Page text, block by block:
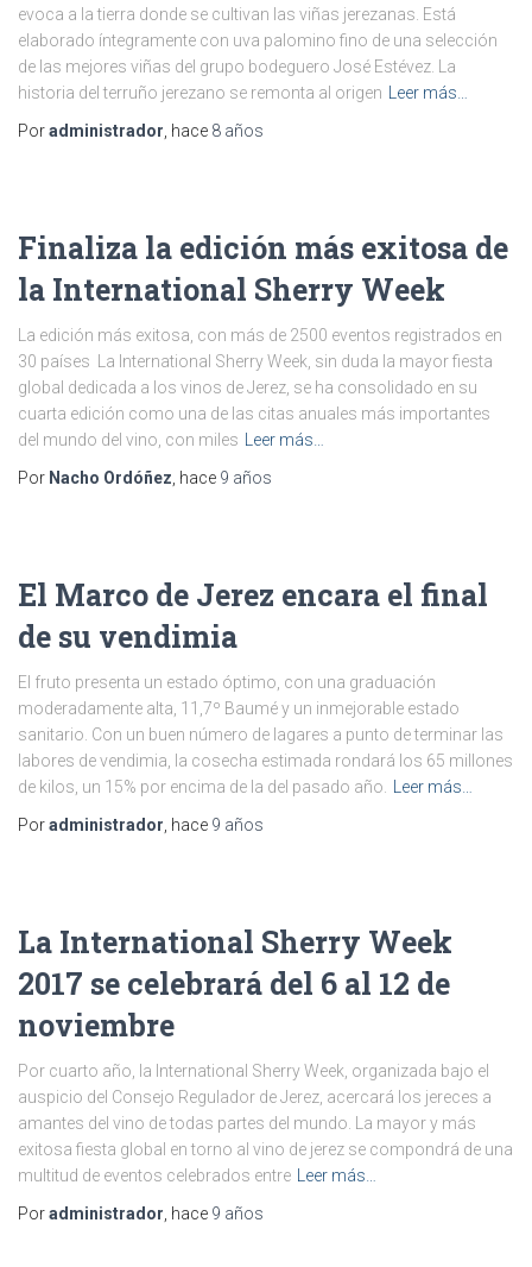
evoca a la tierra donde se cultivan las viñas jerezanas. Está
elaborado íntegramente con uva palomino fino de una selección
de las mejores viñas del grupo bodeguero José Estévez. La
historia del terruño jerezano se remonta al origen
Leer más…
Poradministrador , hace 8 años
Finaliza la edición más exitosa de
la International Sherry Week
La edición más exitosa, con más de 2500 eventos registrados en
30 países La International Sherry Week, sin duda la mayor fiesta
global dedicada a los vinos de Jerez, se ha consolidado en su
cuarta edición como una de las citas anuales más importantes
del mundo del vino, con miles
Leer más…
Por Nacho Ordóñez , hace 9 años
El Marco de Jerez encara el final
de su vendimia
El fruto presenta un estado óptimo, con una graduación
moderadamente alta, 11,7º Baumé y un inmejorable estado
sanitario. Con un buen número de lagares a punto de terminar las
labores de vendimia, la cosecha estimada rondará los 65 millones
de kilos, un 15% por encima de la del pasado año.
Leer más…
Poradministrador , hace 9 años
La International Sherry Week
2017 se celebrará del 6 al 12 de
noviembre
Por cuarto año, la International Sherry Week, organizada bajo el
auspicio del Consejo Regulador de Jerez, acercará los jereces a
amantes del vino de todas partes del mundo. La mayor y más
exitosa fiesta global en torno al vino de jerez se compondrá de una
multitud de eventos celebrados entre
Leer más…
Poradministrador , hace 9 años